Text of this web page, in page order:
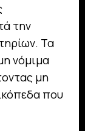
την
Τα
νόμιμα
μη
που